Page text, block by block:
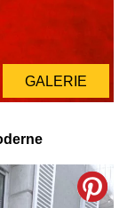
GALERIE